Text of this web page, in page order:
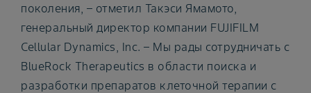
поколения, – отметил Такэси Ямамото,
генеральный директор компании FUJIFILM
Cellular Dynamics, Inc. – Мы рады сотрудничать с
BlueRock Therapeutics в области поиска и
разработки препаратов клеточной терапии с